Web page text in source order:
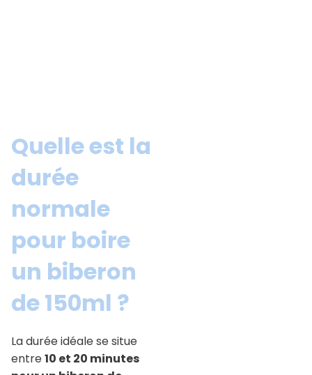
Quelle est la
durée
normale
pour boire
un biberon
de 150ml ?
La durée idéale se situe
entre10 et 20 minutes